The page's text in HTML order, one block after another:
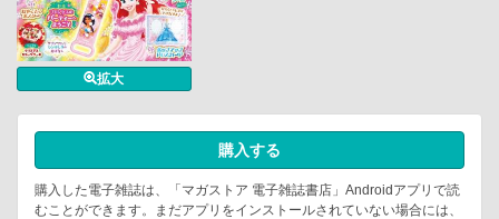
拡大
購入する
購入した電子雑誌は、「マガストア 電子雑誌書店」Androidアプリで読
むことができます。まだアプリをインストールされていない場合には、